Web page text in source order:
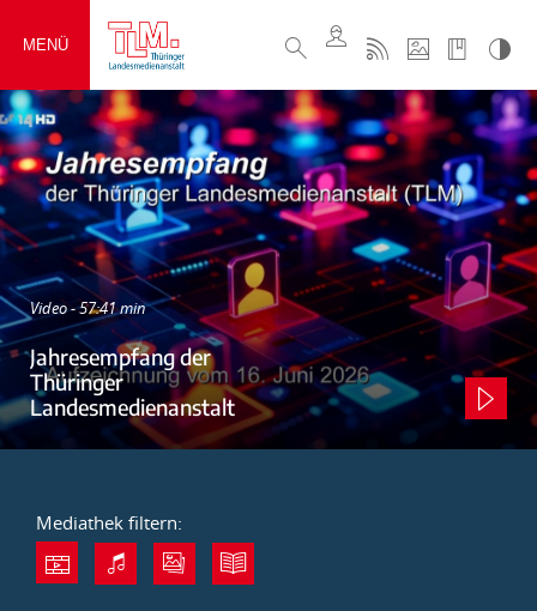
MENÜ
Video - 57:41 min
Jahresempfang der
Thüringer
Landesmedienanstalt
Mediathek filtern: